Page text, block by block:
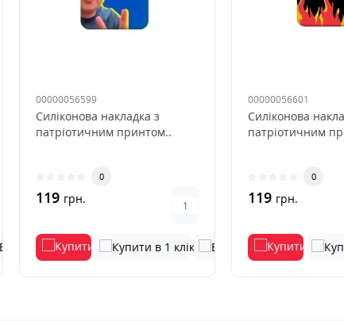
00000056599
Силіконова накладка з
патріотичним принтом..
0
119 грн.
00000056601
Силіконова
патріотичним
0
119 грн.